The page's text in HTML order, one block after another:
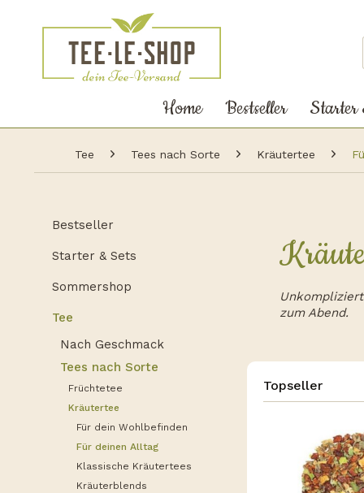
Home Bestseller Starter
Tee Tees nach Sorte Kräutertee
Bestseller
Starter & Sets
Sommershop
Tee
Nach Geschmack
Tees nach Sorte
Früchtetee
Kräutertee
Für dein Wohlbefinden
Für deinen Alltag
Klassische Kräutertees
Kräuterblends
zum Abend.
Topseller